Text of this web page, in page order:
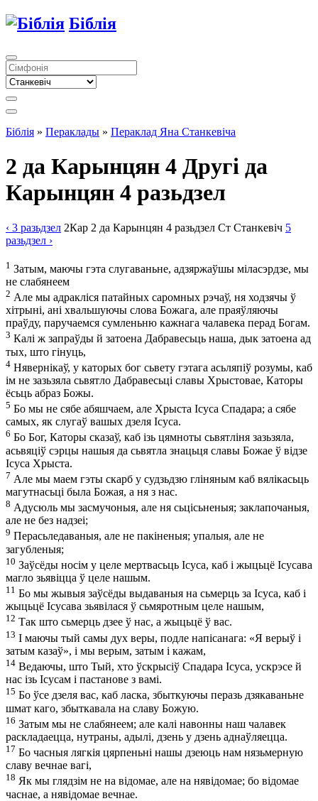
Біблія
Біблія » Пераклады » Пераклад Яна Станкевіча
2 да Карынцян 4 Другі да
Карынцян 4 разьдзел
‹ 3 разьдзел 2Кар 2 да Карынцян 4 разьдзел Ст Станкевіч 5
разьдзел ›
1 Затым, маючы гэта слугаваньне, адзяржаўшы міласэрдзе, мы
не слабянеем
2 Але мы адракліся патайных саромных рэчаў, ня ходзячы ў
хітрыні, ані хвальшуючы слова Божага, але праяўляючы
праўду, паручаемся сумленьню кажнага чалавека перад Богам.
3 Калі ж запраўды й затоена Дабравесьць наша, дык затоена ад
тых, што гінуць,
4 Нявернікаў, у каторых бог сьвету гэтага асьляпіў розумы, каб
ім не зазьзяла сьвятло Дабравесьці славы Хрыстовае, Каторы
ёсьць абраз Божы.
5 Бо мы не сябе абяшчаем, але Хрыста Ісуса Спадара; а сябе
самых, як слугаў вашых дзеля Ісуса.
6 Бо Бог, Каторы сказаў, каб ізь цямноты сьвятліня зазьзяла,
асьвяціў сэрцы нашыя да сьвятла знацьця славы Божае ў відзе
Ісуса Хрыста.
7 Але мы маем гэты скарб у судзьдзю гліняным каб вялікасьць
магутнасьці была Божая, а ня з нас.
8 Адусюль мы засмучоныя, але ня сьцісьненыя; заклапочаныя,
але не без надзеі;
9 Перасьледаваныя, але не пакіненыя; упалыя, але не
загубленыя;
10 Заўсёды носім у целе мертвасьць Ісуса, каб і жыцьцё Ісусава
магло зьявіцца ў целе нашым.
11 Бо мы жывыя заўсёды выдаваныя на сьмерць за Ісуса, каб і
жыцьцё Ісусава зьявілася ў сьмяротным целе нашым,
12 Так што сьмерць дзее ў нас, а жыцьцё ў вас.
13 І маючы тый самы дух веры, подле напісанага: «Я верыў і
затым казаў», і мы верым, затым і кажам,
14 Ведаючы, што Тый, хто ўскрысіў Спадара Ісуса, ускрэсе й
нас ізь Ісусам і пастанове з вамі.
15 Бо ўсе дзеля вас, каб ласка, збыткуючы перазь дзякаваньне
шмат каго, збыткавала на славу Божую.
16 Затым мы не слабянеем; але калі навонны наш чалавек
раскладаецца, нутраны, адылі, дзень у дзень аднаўляецца.
17 Бо часныя лягкія цярпеньні нашы дзеюць нам нязьмерную
славу вечнае вагі,
18 Як мы глядзім не на відомае, але на нявідомае; бо відомае
часнае, а нявідомае вечнае.